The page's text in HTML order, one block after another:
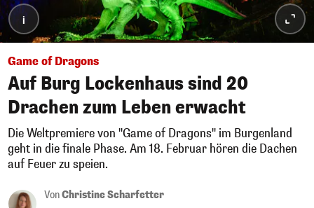
i
Game of Dragons
Auf Burg Lockenhaus sind 20
Drachen zum Leben erwacht
Die Weltpremiere von "Game of Dragons" im Burgenland
geht in die finale Phase. Am 18. Februar hören die Dachen
auf Feuer zu speien.
VonChristine Scharfetter